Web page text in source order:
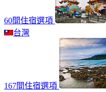
60間住宿選項
台灣
167間住宿選項